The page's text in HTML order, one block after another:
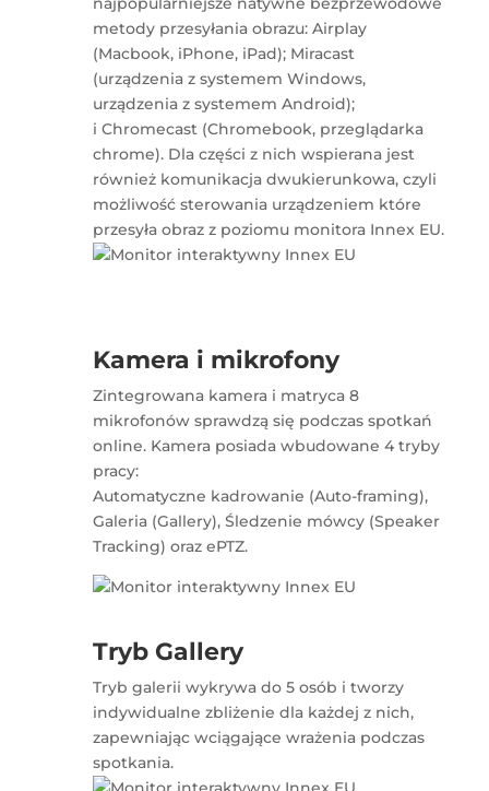
metody przesyłania obrazu: Airplay
(Macbook, iPhone, iPad); Miracast
(urządzenia z systemem Windows,
urządzenia z systemem Android);
i Chromecast (Chromebook, przeglądarka
chrome). Dla części z nich wspierana jest
również komunikacja dwukierunkowa, czyli
możliwość sterowania urządzeniem które
przesyła obraz z poziomu monitora Innex EU.
Kamera i mikrofony
Zintegrowana kamera i matryca 8
mikrofonów sprawdzą się podczas spotkań
online. Kamera posiada wbudowane 4 tryby
pracy:
Automatyczne kadrowanie (Auto-framing),
Galeria (Gallery), Śledzenie mówcy (Speaker
Tracking) oraz ePTZ.
Tryb Gallery
Tryb galerii wykrywa do 5 osób i tworzy
indywidualne zbliżenie dla każdej z nich,
zapewniając wciągające wrażenia podczas
spotkania.